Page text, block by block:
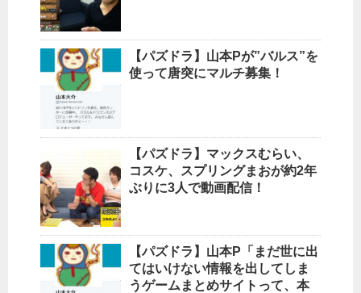
【パズドラ】山本Pが”バルス”を
使って唐突にマルチ募集！
【パズドラ】マックスむらい、
コスケ、スプリングまおが約2年
ぶりに3人で動画配信！
【パズドラ】山本P「まだ世に出
てはいけない情報を出してしま
うゲームまとめサイトって、本